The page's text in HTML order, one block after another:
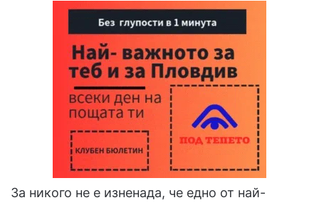
За никого не е изненада, че едно от най-